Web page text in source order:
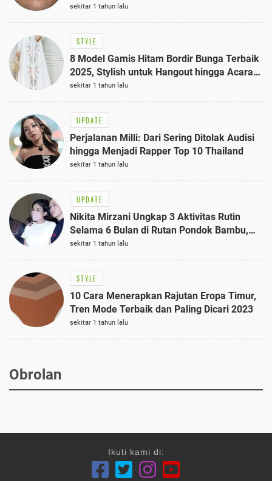
sekitar 1 tahun lalu
STYLE
8 Model Gamis Hitam Bordir Bunga Terbaik
2025, Stylish untuk Hangout hingga Acara
Semi-Formal
sekitar 1 tahun lalu
UPDATE
Perjalanan Milli: Dari Sering Ditolak Audisi
hingga Menjadi Rapper Top 10 Thailand
sekitar 1 tahun lalu
UPDATE
Nikita Mirzani Ungkap 3 Aktivitas Rutin
Selama 6 Bulan di Rutan Pondok Bambu,
Terungkap!
sekitar 1 tahun lalu
STYLE
10 Cara Menerapkan Rajutan Eropa Timur,
Tren Mode Terbaik dan Paling Dicari 2023
sekitar 1 tahun lalu
Obrolan
Ikuti kami di: